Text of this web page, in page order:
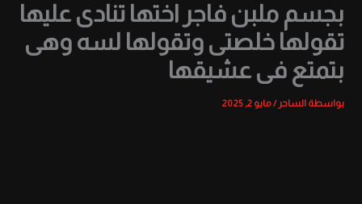
بجسم ملبن فاجر اختها تنادى عليها
تقولها خلصتى وتقولها لسه وهى
بتمتع فى عشيقها
بواسطة الساحر/مايو 2, 2025